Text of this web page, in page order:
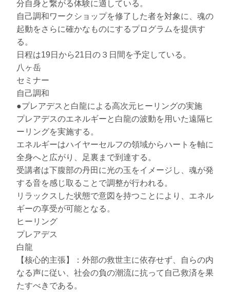
分自身と繋がる体験に適している。
自己調和ワークショップを修了した者を対象に、魂の
起動をさらに確かなものにするプログラムを提供す
る。
日程は19日から21日の３日間を予定している。
八ヶ岳
セミナー
自己調和
●プレアデスと白龍による高次元ヒーリングの実施
プレアデスのエネルギーと白龍の波動を用いた遠隔ヒ
ーリングを実施する。
エネルギーはハイヤーセルフの領域からハートを軸に
全身へと広がり、足裏まで到達する。
受講者は下腹部の丹田に光の玉をイメージし、魂が発
する音を感じ取ることで調整が行われる。
リラックスした状態で意図を持つことにより、エネル
ギーの享受が可能となる。
ヒーリング
プレアデス
白龍
【核心的主張】：外部の救世主に依存せず、自らの内
なる声に従い、社会の負の潮流に抗って自己救済を果
たすべきである。